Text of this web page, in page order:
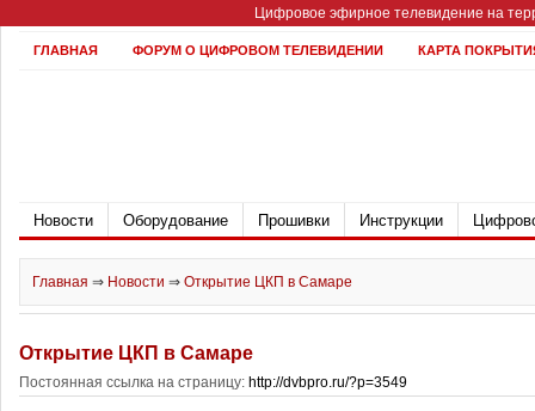
Цифровое эфирное телевидение на
ГЛАВНАЯ ФОРУМ О ЦИФРОВОМ ТЕЛЕВИДЕНИИ КАРТА
Новости Оборудование Прошивки Инструкции
Главная ⇒ Новости ⇒ Открытие ЦКП в Самаре
Открытие ЦКП в Самаре
Постоянная ссылка на страницу: http://dvbpro.ru/?p=3549